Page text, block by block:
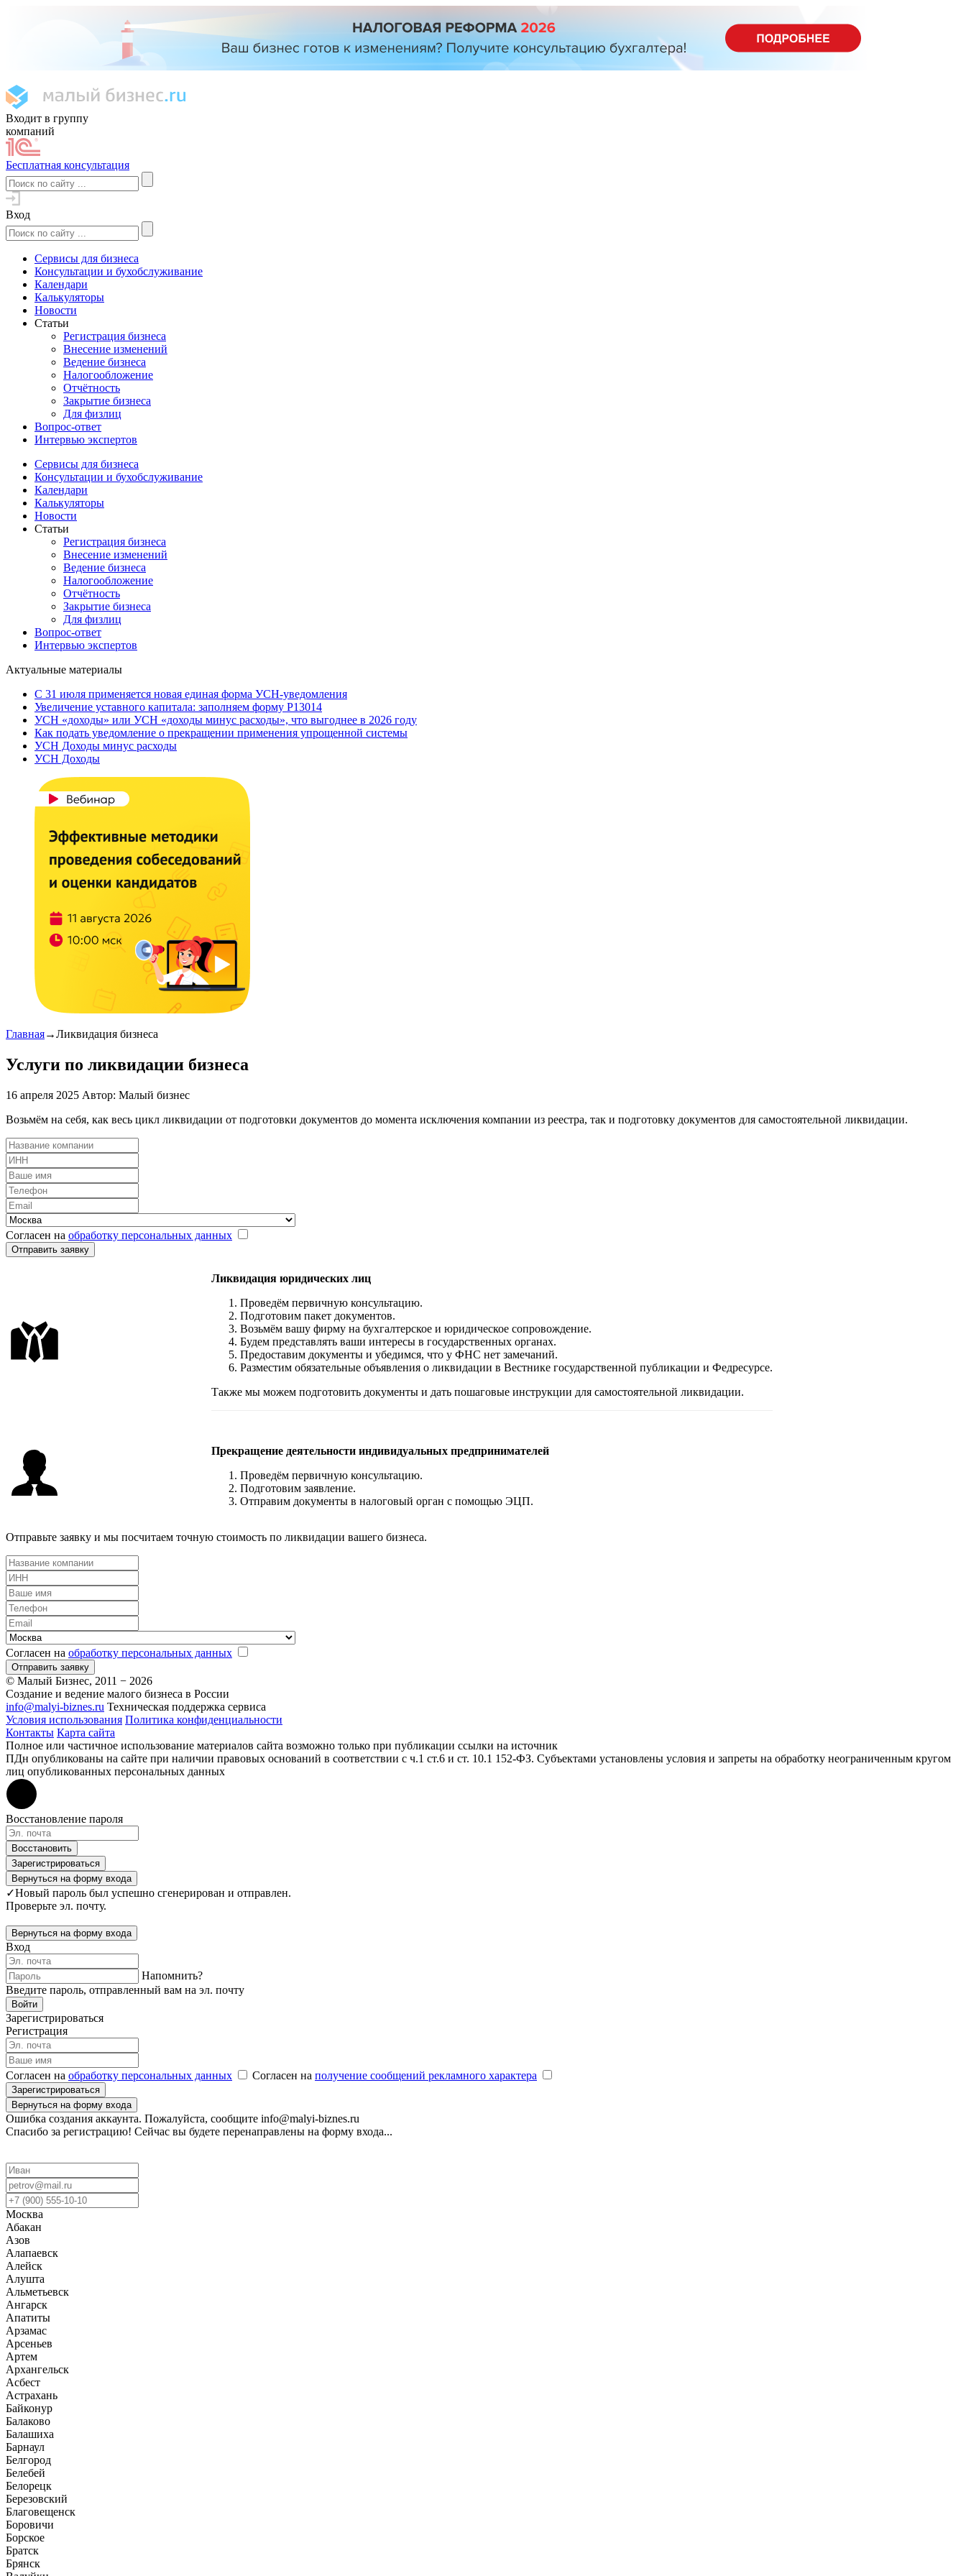
Входит в группу
компаний
Бесплатная консультация
Вход
Сервисы для бизнеса
Консультации и бухобслуживание
Календари
Калькуляторы
Новости
Статьи
Регистрация бизнеса
Внесение изменений
Ведение бизнеса
Налогообложение
Отчётность
Закрытие бизнеса
Для физлиц
Вопрос-ответ
Интервью экспертов
Сервисы для бизнеса
Консультации и бухобслуживание
Календари
Калькуляторы
Новости
Статьи
Регистрация бизнеса
Внесение изменений
Ведение бизнеса
Налогообложение
Отчётность
Закрытие бизнеса
Для физлиц
Вопрос-ответ
Интервью экспертов
Актуальные материалы
С 31 июля применяется новая единая форма УСН-уведомления
Увеличение уставного капитала: заполняем форму Р13014
УСН «доходы» или УСН «доходы минус расходы», что выгоднее в 2026 году
Как подать уведомление о прекращении применения упрощенной системы
УСН Доходы минус расходы
УСН Доходы
Главная→Ликвидация бизнеса
Услуги по ликвидации бизнеса
16 апреля 2025 Автор: Малый бизнес
Возьмём на себя, как весь цикл ликвидации от подготовки документов до момента исключения компании из реестра, так и подготовку документов для самостоятельной ликвидации.
Согласен на обработку персональных данных
Отправить заявку
Ликвидация юридических лиц
Проведём первичную консультацию.
Подготовим пакет документов.
Возьмём вашу фирму на бухгалтерское и юридическое сопровождение.
Будем представлять ваши интересы в государственных органах.
Предоставим документы и убедимся, что у ФНС нет замечаний.
Разместим обязательные объявления о ликвидации в Вестнике государственной публикации и Федресурсе.
Также мы можем подготовить документы и дать пошаговые инструкции для самостоятельной ликвидации.
Прекращение деятельности индивидуальных предпринимателей
Проведём первичную консультацию.
Подготовим заявление.
Отправим документы в налоговый орган с помощью ЭЦП.
Отправьте заявку и мы посчитаем точную стоимость по ликвидации вашего бизнеса.
Согласен на обработку персональных данных
Отправить заявку
© Малый Бизнес, 2011 − 2026
Создание и ведение малого бизнеса в России
info@malyi-biznes.ru Техническая поддержка сервиса
Условия использования Политика конфиденциальности
Контакты Карта сайта
Полное или частичное использование материалов сайта возможно только при публикации ссылки на источник
ПДн опубликованы на сайте при наличии правовых оснований в соответствии с ч.1 ст.6 и ст. 10.1 152-ФЗ. Субъектами установлены условия и запреты на обработку неограниченным кругом
лиц опубликованных персональных данных
Восстановление пароля
Восстановить
Зарегистрироваться
Вернуться на форму входа
✓Новый пароль был успешно сгенерирован и отправлен.
Проверьте эл. почту.
Вернуться на форму входа
Вход
Напомнить?
Введите пароль, отправленный вам на эл. почту
Войти
Зарегистрироваться
Регистрация
Согласен на обработку персональных данных Согласен на получение сообщений рекламного характера
Зарегистрироваться
Вернуться на форму входа
Ошибка создания аккаунта. Пожалуйста, сообщите info@malyi-biznes.ru
Спасибо за регистрацию! Сейчас вы будете перенаправлены на форму входа...
Москва
Абакан
Азов
Алапаевск
Алейск
Алушта
Альметьевск
Ангарск
Апатиты
Арзамас
Арсеньев
Артем
Архангельск
Асбест
Астрахань
Байконур
Балаково
Балашиха
Барнаул
Белгород
Белебей
Белорецк
Березовский
Благовещенск
Боровичи
Борское
Братск
Брянск